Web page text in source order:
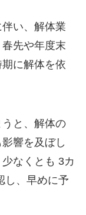
い、解体業
先や年度末
に解体を依
と、解体の
響を及ぼし
なくとも 3カ
し、早めに予